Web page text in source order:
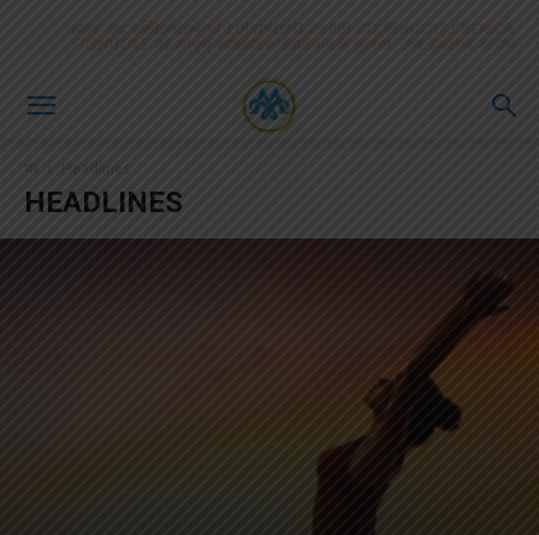
घर Headlines
HEADLINES